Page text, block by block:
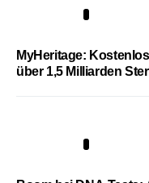
MyHeritage:
über 1,5 Milliarden